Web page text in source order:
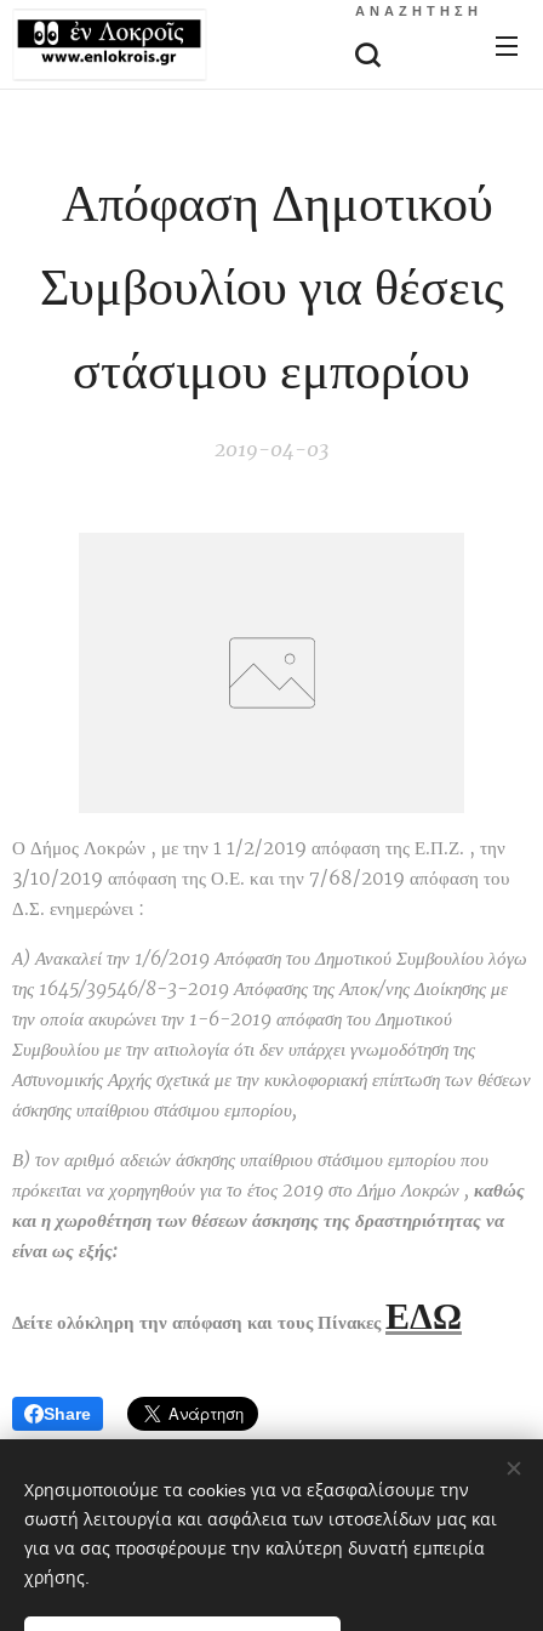
ΑΝΑΖΉΤΗΣΗ
Απόφαση Δημοτικού
Συμβουλίου για θέσεις
στάσιμου εμπορίου
2019-04-03
Ο Δήμος Λοκρών , με την 1 1/2/2019 απόφαση της Ε.Π.Ζ. , την
3/10/2019 απόφαση της Ο.Ε. και την 7/68/2019 απόφαση του
Δ.Σ. ενημερώνει :
Α) Ανακαλεί την 1/6/2019 Απόφαση του Δημοτικού Συμβουλίου λόγω
της 1645/39546/8-3-2019 Απόφασης της Αποκ/νης Διοίκησης με
την οποία ακυρώνει την 1-6-2019 απόφαση του Δημοτικού
Συμβουλίου με την αιτιολογία ότι δεν υπάρχει γνωμοδότηση της
Αστυνομικής Αρχής σχετικά με την κυκλοφοριακή επίπτωση των θέσεων
άσκησης υπαίθριου στάσιμου εμπορίου,
Β) τον αριθμό αδειών άσκησης υπαίθριου στάσιμου εμπορίου που
πρόκειται να χορηγηθούν για το έτος 2019 στο Δήμο Λοκρών , καθώς
και η χωροθέτηση των θέσεων άσκησης της δραστηριότητας να
είναι ως εξής:
Δείτε ολόκληρη την απόφαση και τους Πίνακες ΕΔΩ
Share
Χρησιμοποιούμε τα cookies για να εξασφαλίσουμε την
σωστή λειτουργία και ασφάλεια των ιστοσελίδων μας και
για να σας προσφέρουμε την καλύτερη δυνατή εμπειρία
χρήσης.